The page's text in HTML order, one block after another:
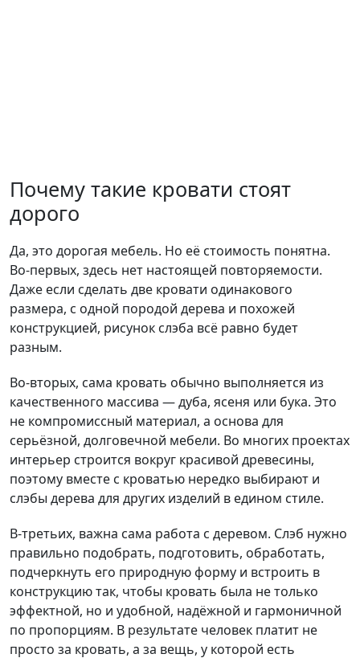
Почему такие кровати стоят
дорого
Да, это дорогая мебель. Но её стоимость понятна.
Во-первых, здесь нет настоящей повторяемости.
Даже если сделать две кровати одинакового
размера, с одной породой дерева и похожей
конструкцией, рисунок слэба всё равно будет
разным.
Во-вторых, сама кровать обычно выполняется из
качественного массива — дуба, ясеня или бука. Это
не компромиссный материал, а основа для
серьёзной, долговечной мебели. Во многих проектах
интерьер строится вокруг красивой древесины,
поэтому вместе с кроватью нередко выбирают и
слэбы дерева для других изделий в едином стиле.
В-третьих, важна сама работа с деревом. Слэб нужно
правильно подобрать, подготовить, обработать,
подчеркнуть его природную форму и встроить в
конструкцию так, чтобы кровать была не только
эффектной, но и удобной, надёжной и гармоничной
по пропорциям. В результате человек платит не
просто за кровать, а за вещь, у которой есть